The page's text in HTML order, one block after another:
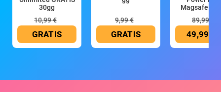
30gg
10,99 €
GRATIS
9,99 €
GRATIS
Magsafe
89,99 €
49,99 €